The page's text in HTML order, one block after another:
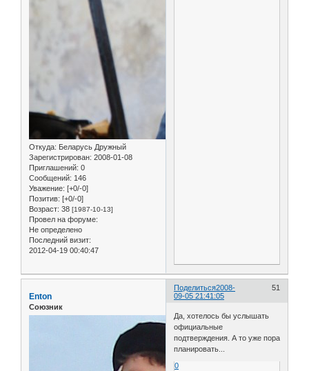
Откуда: Беларусь Дружный
Зарегистрирован: 2008-01-08
Приглашений: 0
Сообщений: 146
Уважение: [+0/-0]
Позитив: [+0/-0]
Возраст: 38 [1987-10-13]
Провел на форуме:
Не определено
Последний визит:
2012-04-19 00:40:47
Поделиться 51
2008-
09-05 21:41:05
Enton
Союзник
Да, хотелось бы услышать
официальные
подтверждения. А то уже пора
планировать...
0